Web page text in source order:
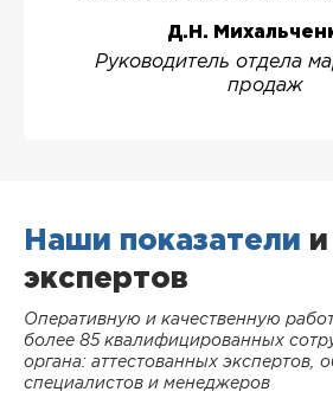
Д.Н.
Руководитель отдела
продаж
Наши показатели
экспертов
Оперативную и качественную
более 85 квалифицированных
органа: аттестованных экспертов,
специалистов и менеджеров